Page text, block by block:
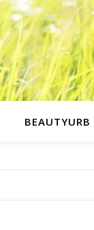
BEAUTYURB